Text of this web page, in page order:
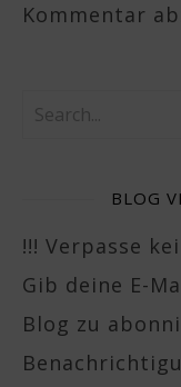
Kommentar
BLOG
!!! Verpasse
Gib deine E-
Blog zu